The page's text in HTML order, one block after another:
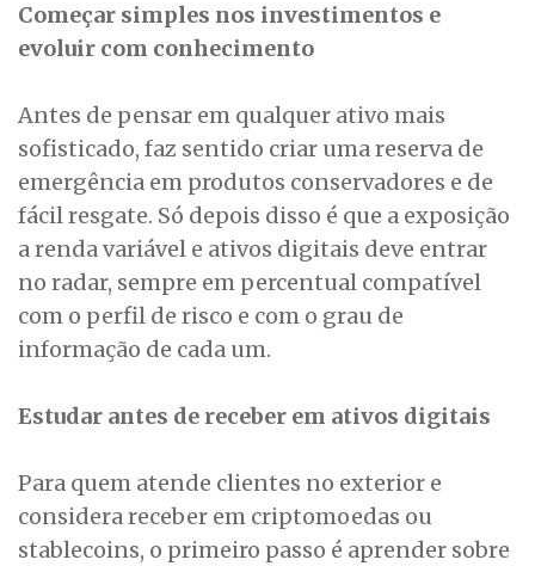
Começar simples nos investimentos e
evoluir com conhecimento
Antes de pensar em qualquer ativo mais
sofisticado, faz sentido criar uma reserva de
emergência em produtos conservadores e de
fácil resgate. Só depois disso é que a exposição
a renda variável e ativos digitais deve entrar
no radar, sempre em percentual compatível
com o perfil de risco e com o grau de
informação de cada um.
Estudar antes de receber em ativos digitais
Para quem atende clientes no exterior e
considera receber em criptomoedas ou
stablecoins, o primeiro passo é aprender sobre